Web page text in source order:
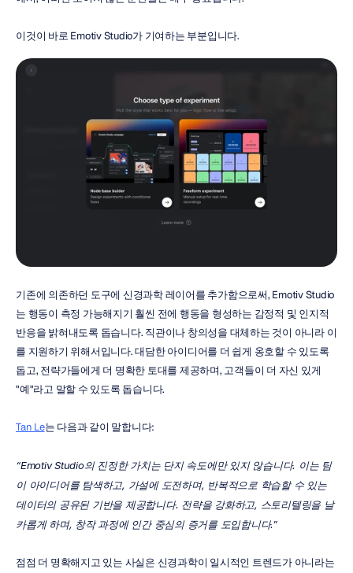
이것이 바로 Emotiv Studio가 기여하는 부분입니다.
기존에 의존하던 도구에 신경과학 레이어를 추가함으로써, Emotiv Studio
는 행동이 측정 가능해지기 훨씬 전에 행동을 형성하는 감정적 및 인지적
반응을 밝혀내도록 돕습니다. 직관이나 창의성을 대체하는 것이 아니라 이
를 지원하기 위해서입니다. 대담한 아이디어를 더 쉽게 옹호할 수 있도록
돕고, 전략가들에게 더 명확한 토대를 제공하며, 고객들이 더 자신 있게
"예"라고 말할 수 있도록 돕습니다.
Tan Le는 다음과 같이 말합니다:
“Emotiv Studio의 진정한 가치는 단지 속도에만 있지 않습니다. 이는 팀
이 아이디어를 탐색하고, 가설에 도전하며, 반복적으로 학습할 수 있는
데이터의 공유된 기반을 제공합니다. 전략을 강화하고, 스토리텔링을 날
카롭게 하며, 창작 과정에 인간 중심의 증거를 도입합니다.”
점점 더 명확해지고 있는 사실은 신경과학이 일시적인 트렌드가 아니라는